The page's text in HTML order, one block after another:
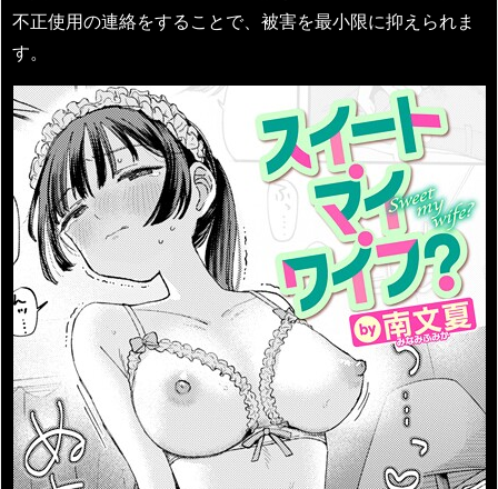
不正使用の連絡をすることで、被害を最小限に抑えられま
す。